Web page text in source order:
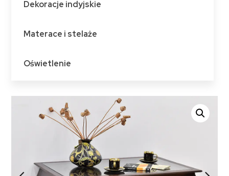
Dekoracje indyjskie
Materace i stelaże
Oświetlenie